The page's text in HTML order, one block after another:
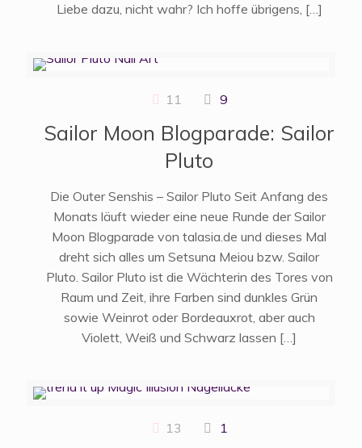
Liebe dazu, nicht wahr? Ich hoffe übrigens, […]
11 9
Sailor Moon Blogparade: Sailor
Pluto
Die Outer Senshis – Sailor Pluto Seit Anfang des
Monats läuft wieder eine neue Runde der Sailor
Moon Blogparade von talasia.de und dieses Mal
dreht sich alles um Setsuna Meiou bzw. Sailor
Pluto. Sailor Pluto ist die Wächterin des Tores von
Raum und Zeit, ihre Farben sind dunkles Grün
sowie Weinrot oder Bordeauxrot, aber auch
Violett, Weiß und Schwarz lassen […]
13 1